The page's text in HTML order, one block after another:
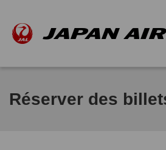
Réserver des